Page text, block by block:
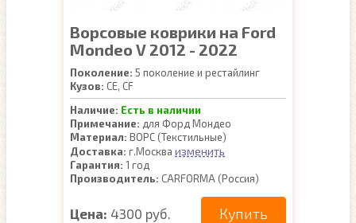
Ворсовые коврики на Ford
Mondeo V 2012 - 2022
Поколение: 5 поколение и рестайлинг
Кузов: CE, CF
Наличие: Есть в наличии
Примечание: для Форд Мондео
Материал: ВОРС (Текстильные)
Доставка: г.Москва изменить
Гарантия: 1 год
Производитель: CARFORMA (Россия)
Цена: 4300 руб. Купить